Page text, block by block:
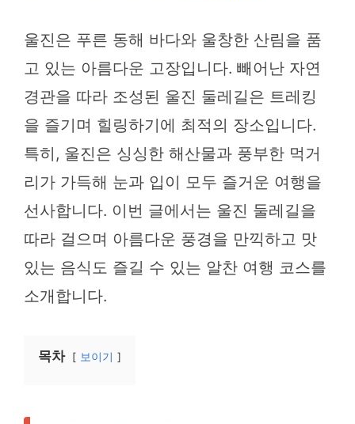
울진은 푸른 동해 바다와 울창한 산림을 품
고 있는 아름다운 고장입니다. 빼어난 자연
경관을 따라 조성된 울진 둘레길은 트레킹
을 즐기며 힐링하기에 최적의 장소입니다.
특히, 울진은 싱싱한 해산물과 풍부한 먹거
리가 가득해 눈과 입이 모두 즐거운 여행을
선사합니다. 이번 글에서는 울진 둘레길을
따라 걸으며 아름다운 풍경을 만끽하고 맛
있는 음식도 즐길 수 있는 알찬 여행 코스를
소개합니다.
목차 보이기